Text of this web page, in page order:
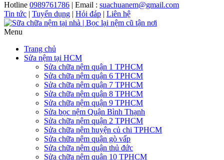
Hotline 0989761786 | Email : suachuanem@gmail.com
Tin tức | Tuyển dụng | Hỏi đáp | Liên hệ
Menu
Trang chủ
Sửa nệm tại HCM
Sửa chữa nệm quận 1 TPHCM
Sửa chữa nệm quận 6 TPHCM
Sửa chữa nệm quận 7 TPHCM
Sửa chữa nệm quận 8 TPHCM
Sửa chữa nệm quận 9 TPHCM
Sửa bọc nệm Quận Bình Thạnh
Sửa chữa nệm quận 2 TPHCM
Sửa chữa nệm huyện củ chi TPHCM
Sửa chữa nệm quận gò vấp
Sửa chữa nệm quận thủ đức
Sửa chữa nệm quận 10 TPHCM